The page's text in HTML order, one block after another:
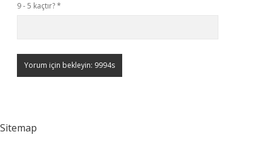
9 - 5 kaçtır?*
Sitemap